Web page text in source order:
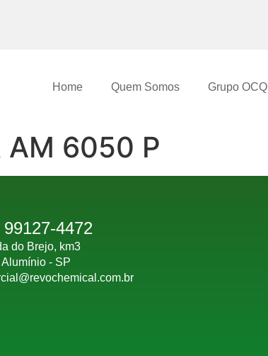
Home Quem Somos Grupo OCQ
AM 6050 P
99127-4472
do Brejo, km3
Alumínio - SP